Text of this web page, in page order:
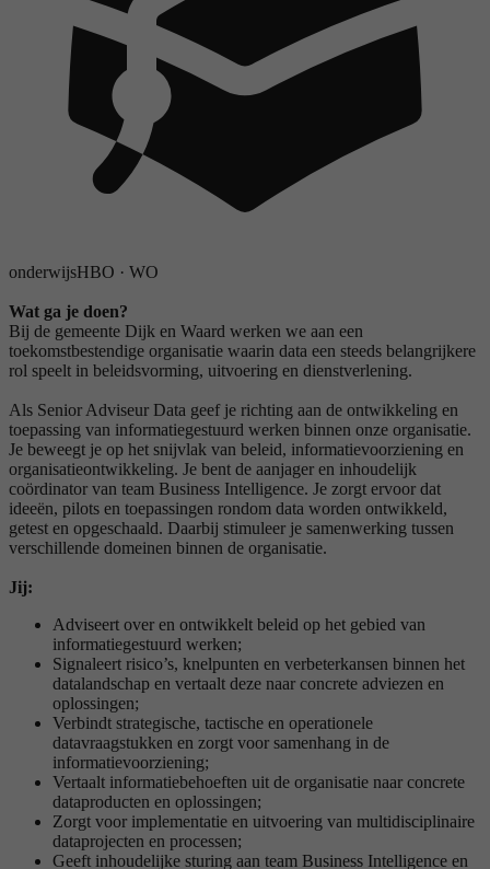
onderwijsHBO · WO
Wat ga je doen?
Bij de gemeente Dijk en Waard werken we aan een
toekomstbestendige organisatie waarin data een steeds belangrijkere
rol speelt in beleidsvorming, uitvoering en dienstverlening.
Als Senior Adviseur Data geef je richting aan de ontwikkeling en
toepassing van informatiegestuurd werken binnen onze organisatie.
Je beweegt je op het snijvlak van beleid, informatievoorziening en
organisatieontwikkeling. Je bent de aanjager en inhoudelijk
coördinator van team Business Intelligence. Je zorgt ervoor dat
ideeën, pilots en toepassingen rondom data worden ontwikkeld,
getest en opgeschaald. Daarbij stimuleer je samenwerking tussen
verschillende domeinen binnen de organisatie.
Jij:
Adviseert over en ontwikkelt beleid op het gebied van
informatiegestuurd werken;
Signaleert risico’s, knelpunten en verbeterkansen binnen het
datalandschap en vertaalt deze naar concrete adviezen en
oplossingen;
Verbindt strategische, tactische en operationele
datavraagstukken en zorgt voor samenhang in de
informatievoorziening;
Vertaalt informatiebehoeften uit de organisatie naar concrete
dataproducten en oplossingen;
Zorgt voor implementatie en uitvoering van multidisciplinaire
dataprojecten en processen;
Geeft inhoudelijke sturing aan team Business Intelligence en